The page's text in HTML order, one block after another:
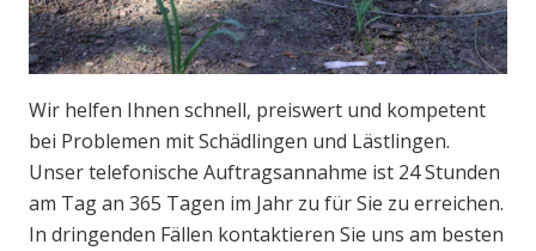
Wir helfen Ihnen schnell, preiswert und kompetent
bei Problemen mit Schädlingen und Lästlingen.
Unser telefonische Auftragsannahme ist 24 Stunden
am Tag an 365 Tagen im Jahr zu für Sie zu erreichen.
In dringenden Fällen kontaktieren Sie uns am besten